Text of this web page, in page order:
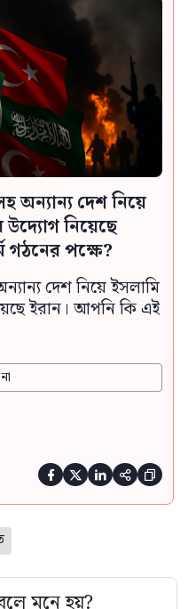
অন্যান্য দেশ নিয়ে
উদ্যোগ নিয়েছে
গঠনের পক্ষে?
দেশ নিয়ে ইসলামি
ইরান। আপনি কি এই
না
    